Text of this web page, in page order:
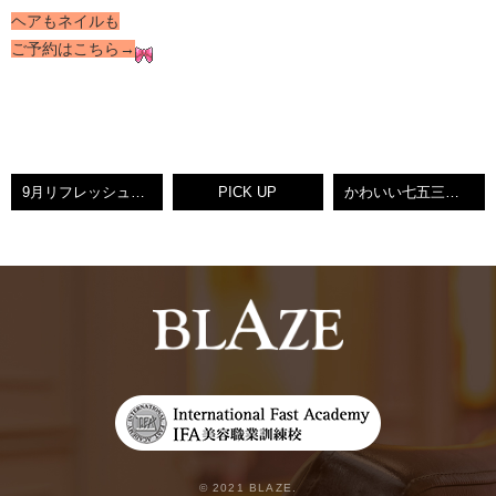
ヘアもネイルも
ご予約はこちら→
9月リフレッシュ休暇♡ARTISTBOX♡KEIKO PICK UP かわいい七五三♡ARTISTBOX♡KEIKO
© 2021 BLAZE.